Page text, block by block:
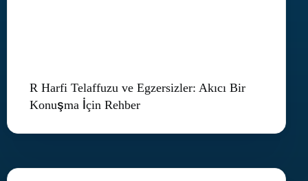
R Harfi Telaffuzu ve Egzersizler: Akıcı Bir
Konuşma İçin Rehber